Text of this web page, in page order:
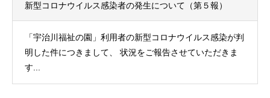
新型コロナウイルス感染者の発生について（第５報）
「宇治川福祉の園」利用者の新型コロナウイルス感染が判
明した件につきまして、 状況をご報告させていただきま
す...